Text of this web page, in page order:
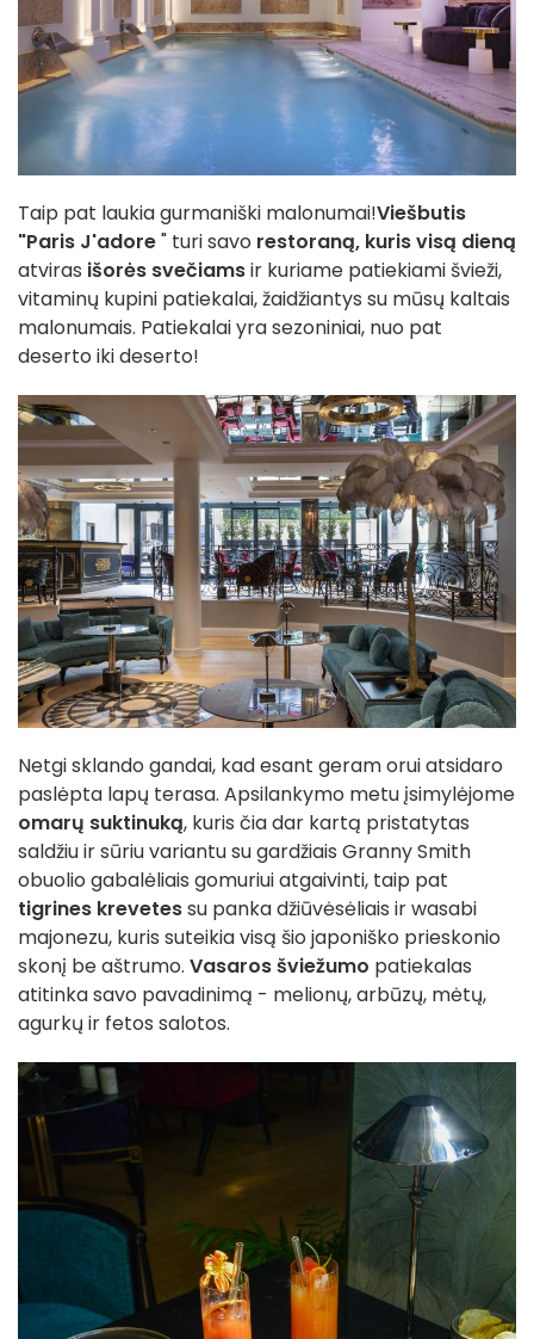
Taip pat laukia gurmaniški malonumai!Viešbutis
"Paris J'adore" turi savo restoraną, kurisvisą dieną
atviras išorės svečiamsir kuriame patiekiami švieži,
vitaminų kupini patiekalai, žaidžiantys su mūsų kaltais
malonumais. Patiekalai yra sezoniniai, nuo pat
deserto iki deserto!
Netgi sklando gandai, kad esant geram orui atsidaro
paslėpta lapų terasa. Apsilankymo metu įsimylėjome
omarų suktinuką, kuris čia dar kartą pristatytas
saldžiu ir sūriu variantu su gardžiais Granny Smith
obuolio gabalėliais gomuriui atgaivinti, taip pat
tigrines krevetessu panka džiūvėsėliais ir wasabi
majonezu, kuris suteikia visą šio japoniško prieskonio
skonį be aštrumo. Vasaros šviežumo patiekalas
atitinka savo pavadinimą - melionų, arbūzų, mėtų,
agurkų ir fetos salotos.